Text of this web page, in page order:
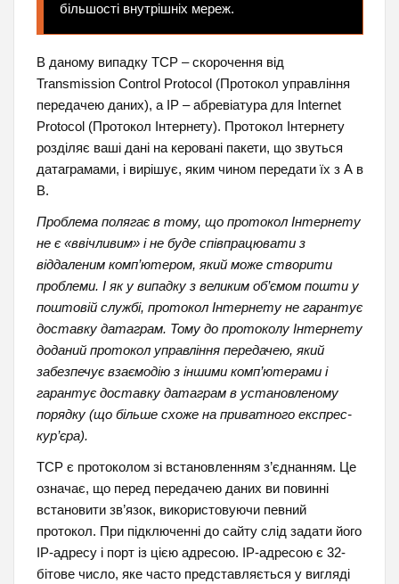
більшості внутрішніх мереж.
В даному випадку TCP – скорочення від
Transmission Control Protocol (Протокол управління
передачею даних), a IP – абревіатура для Internet
Protocol (Протокол Інтернету). Протокол Інтернету
розділяє ваші дані на керовані пакети, що звуться
датаграмами, і вирішує, яким чином передати їх з А в
В.
Проблема полягає в тому, що протокол Інтернету
не є «ввічливим» і не буде співпрацювати з
віддаленим комп’ютером, який може створити
проблеми. І як у випадку з великим об’ємом пошти у
поштовій службі, протокол Інтернету не гарантує
доставку датаграм. Тому до протоколу Інтернету
доданий протокол управління передачею, який
забезпечує взаємодію з іншими комп’ютерами і
гарантує доставку датаграм в установленому
порядку (що більше схоже на приватного експрес-
кур’єра).
TCP є протоколом зі встановленням з’єднанням. Це
означає, що перед передачею даних ви повинні
встановити зв’язок, використовуючи певний
протокол. При підключенні до сайту слід задати його
IP-адресу і порт із цією адресою. ІР-адресою є 32-
бітове число, яке часто представляється у вигляді